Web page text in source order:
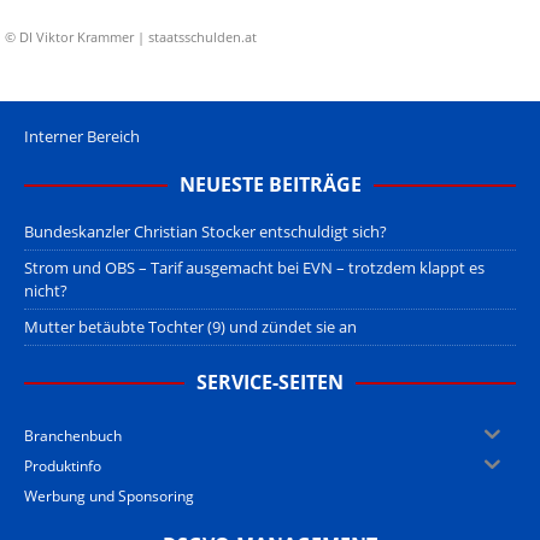
© DI Viktor Krammer | staatsschulden.at
Interner Bereich
NEUESTE BEITRÄGE
Bundeskanzler Christian Stocker entschuldigt sich?
Strom und OBS – Tarif ausgemacht bei EVN – trotzdem klappt es
nicht?
Mutter betäubte Tochter (9) und zündet sie an
SERVICE-SEITEN
Branchenbuch
Produktinfo
Werbung und Sponsoring